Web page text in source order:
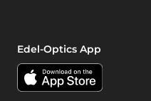
Edel-Optics App